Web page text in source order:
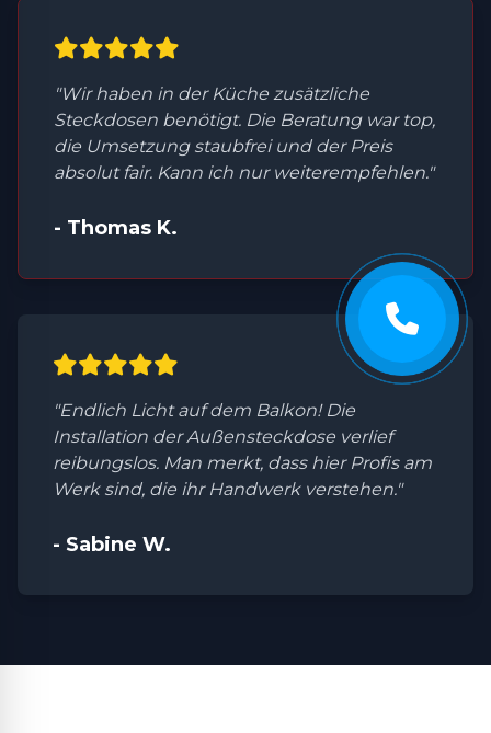
"Wir haben in der Küche zusätzliche
Steckdosen benötigt. Die Beratung war top,
die Umsetzung staubfrei und der Preis
absolut fair. Kann ich nur weiterempfehlen."
- Thomas K.
"Endlich Licht auf dem Balkon! Die
Installation der Außensteckdose verlief
reibungslos. Man merkt, dass hier Profis am
Werk sind, die ihr Handwerk verstehen."
- Sabine W.